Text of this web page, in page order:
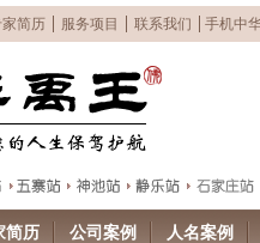
简历 服务项目 联系我们 手机中
简历 公司案例 人名案例